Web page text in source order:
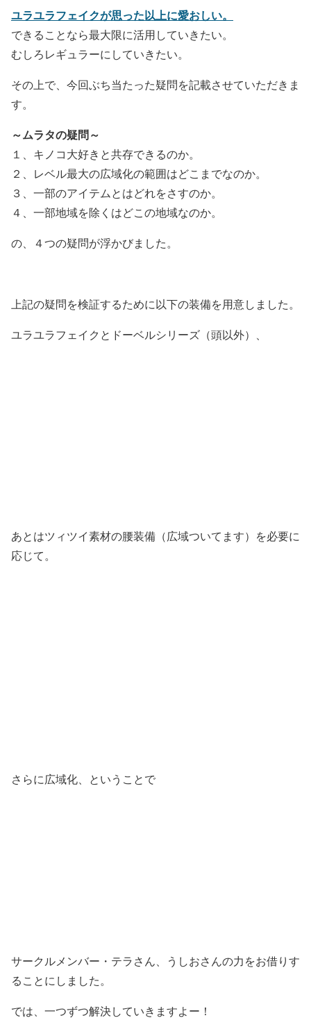
ユラユラフェイクが思った以上に愛おしい。
できることなら最大限に活用していきたい。
むしろレギュラーにしていきたい。
その上で、今回ぶち当たった疑問を記載させていただきま
す。
～ムラタの疑問～
１、キノコ大好きと共存できるのか。
２、レベル最大の広域化の範囲はどこまでなのか。
３、一部のアイテムとはどれをさすのか。
４、一部地域を除くはどこの地域なのか。
の、４つの疑問が浮かびました。
上記の疑問を検証するために以下の装備を用意しました。
ユラユラフェイクとドーベルシリーズ（頭以外）、
あとはツィツイ素材の腰装備（広域ついてます）を必要に
応じて。
さらに広域化、ということで
サークルメンバー・テラさん、うしおさんの力をお借りす
ることにしました。
では、一つずつ解決していきますよー！